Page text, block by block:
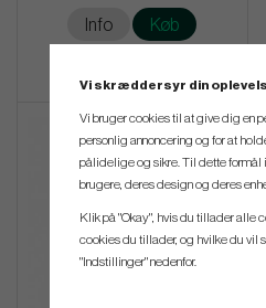
Info Køb
Vi skræddersyr din
Vi bruger cookies til at give dig en
personlig annoncering og for at
pålidelige og sikre. Til dette formål
brugere, deres design og deres
Klik på "Okay", hvis du tillader alle
cookies du tillader, og hvilke du vil
"Indstillinger" nedenfor.